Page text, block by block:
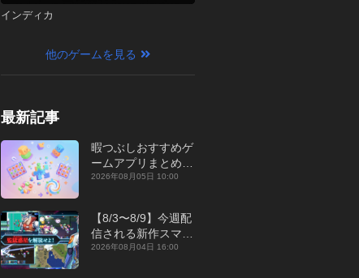
インディカ
他のゲームを見る
最新記事
暇つぶしおすすめゲ
ームアプリまとめ｜
オフライン対応あり
2026年08月05日 10:00
【8/3〜8/9】今週配
信される新作スマホ
ゲームをまとめてお
2026年08月04日 16:00